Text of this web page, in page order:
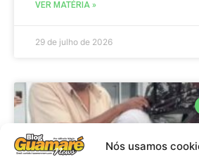
Nós usamos
VER MATÉRIA »
29 de julho de 2026